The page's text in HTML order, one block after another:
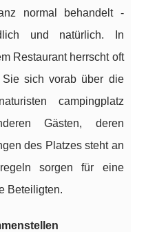
normal behandelt -
und natürlich. In
Restaurant herrscht oft
Sie sich vorab über die
campingplatz
Gästen, deren
des Platzes steht an
sorgen für eine
Beteiligten.